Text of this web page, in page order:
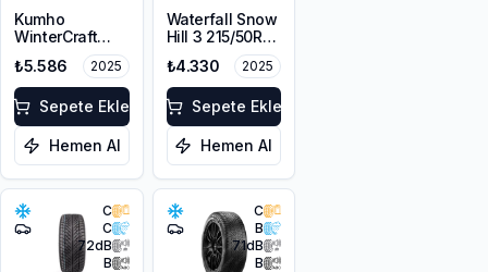
Kumho
WinterCraft
WI32 215/50R17
95T XL M+S
3PMSF Çivi
Delikli
₺5.586 2025
Sepete Ekle
Hemen Al
Waterfall Snow
Hill 3 215/50R17
₺4.330 2025
Sepete Ekle
Hemen Al
C
C
72dB
B
C
B
71dB
B